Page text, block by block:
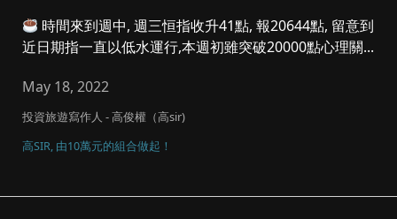
時間來到週中, 週三恒指收升41點, 報20644點, 留意到
近日期指一直以低水運行,本週初雖突破20000點心理關...
May 18, 2022
投資旅遊寫作人 - 高俊權（高sir)
高SIR, 由10萬元的組合做起！